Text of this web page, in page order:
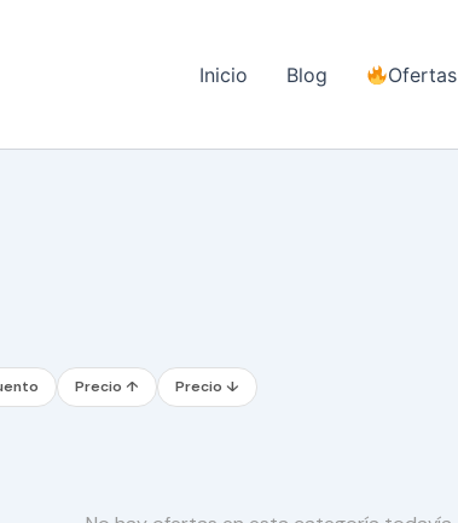
Inicio Blog Ofertas
Precio ↑ Precio ↓